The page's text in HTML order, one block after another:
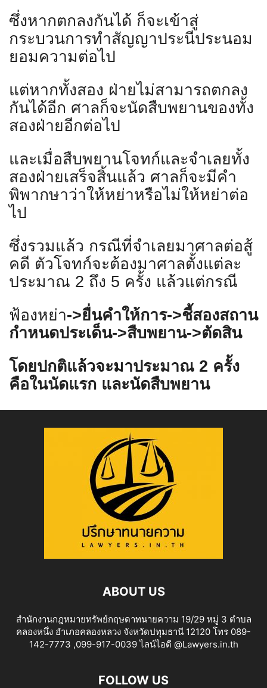
ซึ่งหากตกลงกันได้ ก็จะเข้าสู่
กระบวนการทำสัญญาประนีประนอม
ยอมความต่อไป
แต่หากทั้งสอง ฝ่ายไม่สามารถตกลง
กันได้อีก ศาลก็จะนัดสืบพยานของทั้ง
สองฝ่ายอีกต่อไป
และเมื่อสืบพยานโจทก์และจำเลยทั้ง
สองฝ่ายเสร็จสิ้นแล้ว ศาลก็จะมีคำ
พิพากษาว่าให้หย่าหรือไม่ให้หย่าต่อ
ไป
ซึ่งรวมแล้ว กรณีที่จำเลยมาศาลต่อสู้
คดี ตัวโจทก์จะต้องมาศาลตั้งแต่ละ
ประมาณ 2 ถึง 5 ครั้ง แล้วแต่กรณี
ฟ้องหย่า->ยื่นคำให้การ->ชี้สองสถาน
กำหนดประเด็น->สืบพยาน->ตัดสิน
โดยปกติแล้วจะมาประมาณ 2 ครั้ง
คือในนัดแรก และนัดสืบพยาน
ABOUT US
สำนักงานกฎหมายทรัพย์กฤษดาทนายความ 19/29 หมู่ 3 ตำบล
คลองหนึ่ง อำเภอคลองหลวง จังหวัดปทุมธานี 12120 โทร 089-
142-7773 ,099-917-0039 ไลน์ไอดี @Lawyers.in.th
FOLLOW US